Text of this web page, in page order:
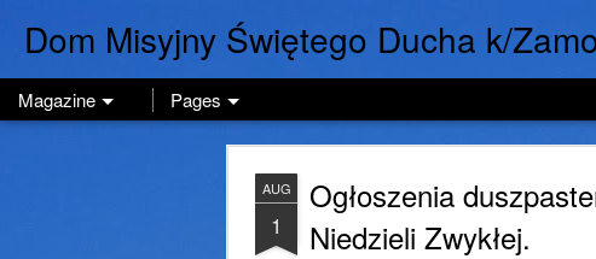
Dom Misyjny Świętego Ducha k/
Magazine Pages
AUG
1
Ogłoszenia
Niedzieli Zwykłej.